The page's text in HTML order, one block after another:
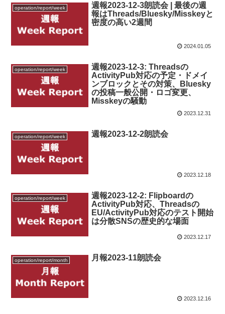
operation/report/week
週報2023-12-3朗読会 | 最後の週
報はThreads/Bluesky/Misskeyと
密度の高い2週間
2024.01.05
operation/report/week
週報2023-12-3: Threadsの
ActivityPub対応の予定・ドメイ
ンブロックとその対策、Bluesky
の投稿一般公開・ロゴ変更、
Misskeyの騒動
2023.12.31
operation/report/week 週報2023-12-2朗読会
2023.12.18
operation/report/week
週報2023-12-2: Flipboardの
ActivityPub対応、Threadsの
EU/ActivityPub対応のテスト開始
は分散SNSの歴史的な場面
2023.12.17
operation/report/month 月報2023-11朗読会
2023.12.16